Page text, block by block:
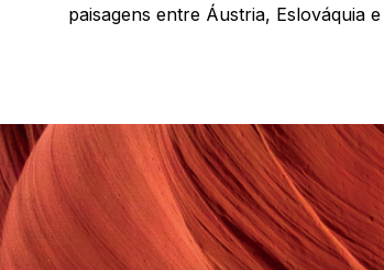
paisagens entre Áustria, Eslováquia